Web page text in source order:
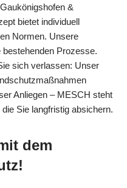
&
bietet individuell
Normen. Unsere
Prozesse.
sich verlassen: Unser
Anliegen – MESCH steht
Sie langfristig absichern.
dem